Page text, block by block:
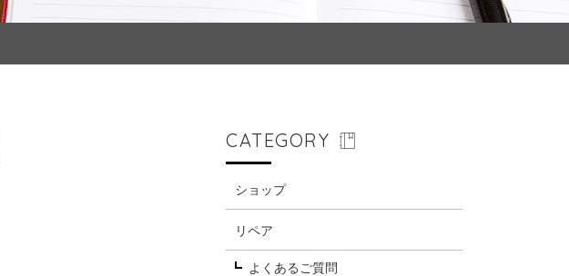
CATEGORY
ショップ
リペア
よくあるご質問